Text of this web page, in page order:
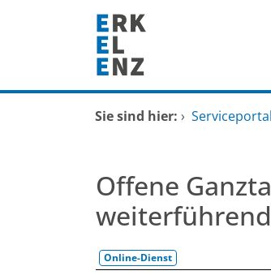
Zum Hauptinhalt springen
Startseite
Mitarbeitende A-Z
FAQ
Sie sind hier: › Serviceportal
Offene
Online-Dienst